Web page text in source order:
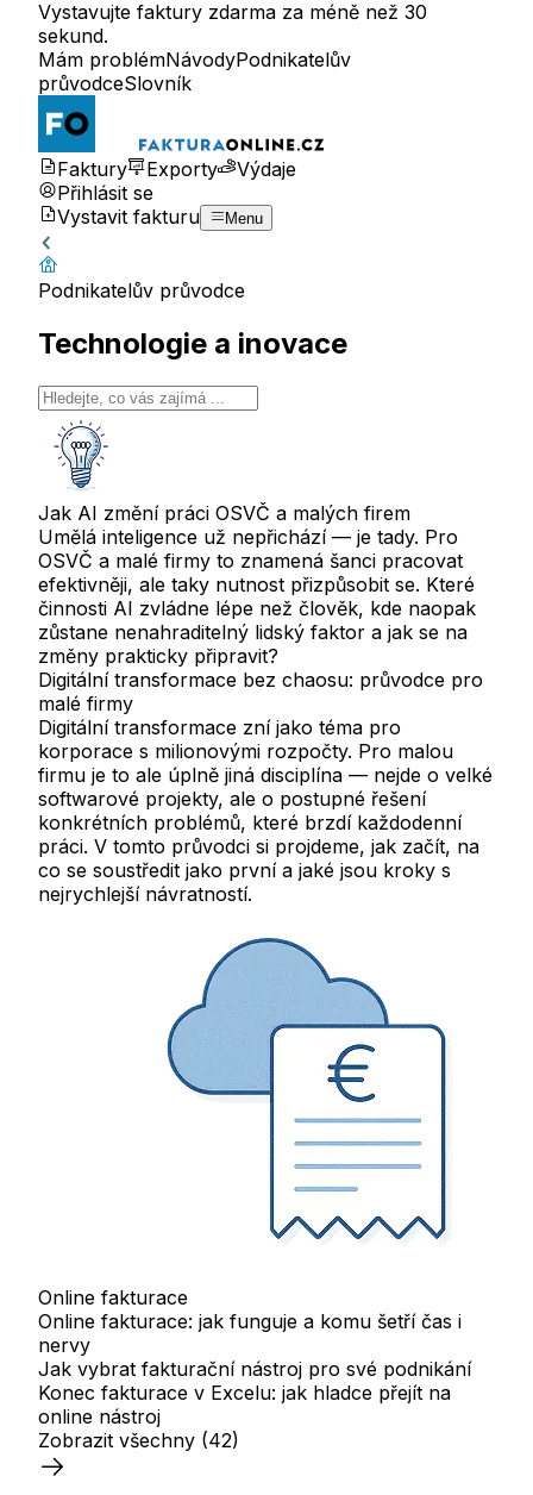
Vystavujte faktury zdarma za méně než 30
sekund.
Mám problémNávodyPodnikatelův
průvodceSlovník
Faktury Exporty
Výdaje
Přihlásit se
Vystavit fakturu
Menu
Podnikatelův průvodce
Technologie a inovace
Jak AI změní práci OSVČ a malých firem
Umělá inteligence už nepřichází — je tady. Pro
OSVČ a malé firmy to znamená šanci pracovat
efektivněji, ale taky nutnost přizpůsobit se. Které
činnosti AI zvládne lépe než člověk, kde naopak
zůstane nenahraditelný lidský faktor a jak se na
změny prakticky připravit?
Digitální transformace bez chaosu: průvodce pro
malé firmy
Digitální transformace zní jako téma pro
korporace s milionovými rozpočty. Pro malou
firmu je to ale úplně jiná disciplína — nejde o velké
softwarové projekty, ale o postupné řešení
konkrétních problémů, které brzdí každodenní
práci. V tomto průvodci si projdeme, jak začít, na
co se soustředit jako první a jaké jsou kroky s
nejrychlejší návratností.
Online fakturace
Online fakturace: jak funguje a komu šetří čas i
nervy
Jak vybrat fakturační nástroj pro své podnikání
Konec fakturace v Excelu: jak hladce přejít na
online nástroj
Zobrazit všechny (42)